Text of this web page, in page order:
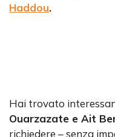
Haddou.
Hai trovato
Ouarzazate e Ait
richiedere – senza